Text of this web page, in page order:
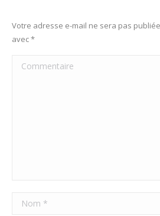
Votre adresse e-mail ne sera pas
avec*
Commentaire
Nom *